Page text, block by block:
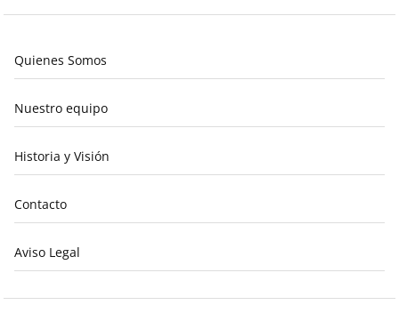
Quienes Somos
Nuestro equipo
Historia y Visión
Contacto
Aviso Legal